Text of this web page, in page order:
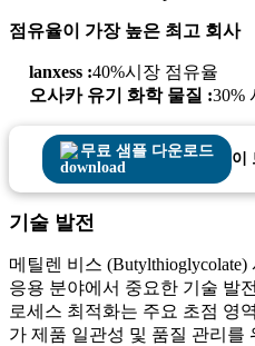
점유율이 가장 높은 최고 회사
lanxess :40%시장 점유율
오사카 유기 화학 물질 :30%
무료 샘플 다운로드 이
기술 발전
메틸렌 비스
응용 분야에서 중요한 기술 발
로세스 최적화는 주요 초점 영
가 제품 일관성 및 품질 관리를